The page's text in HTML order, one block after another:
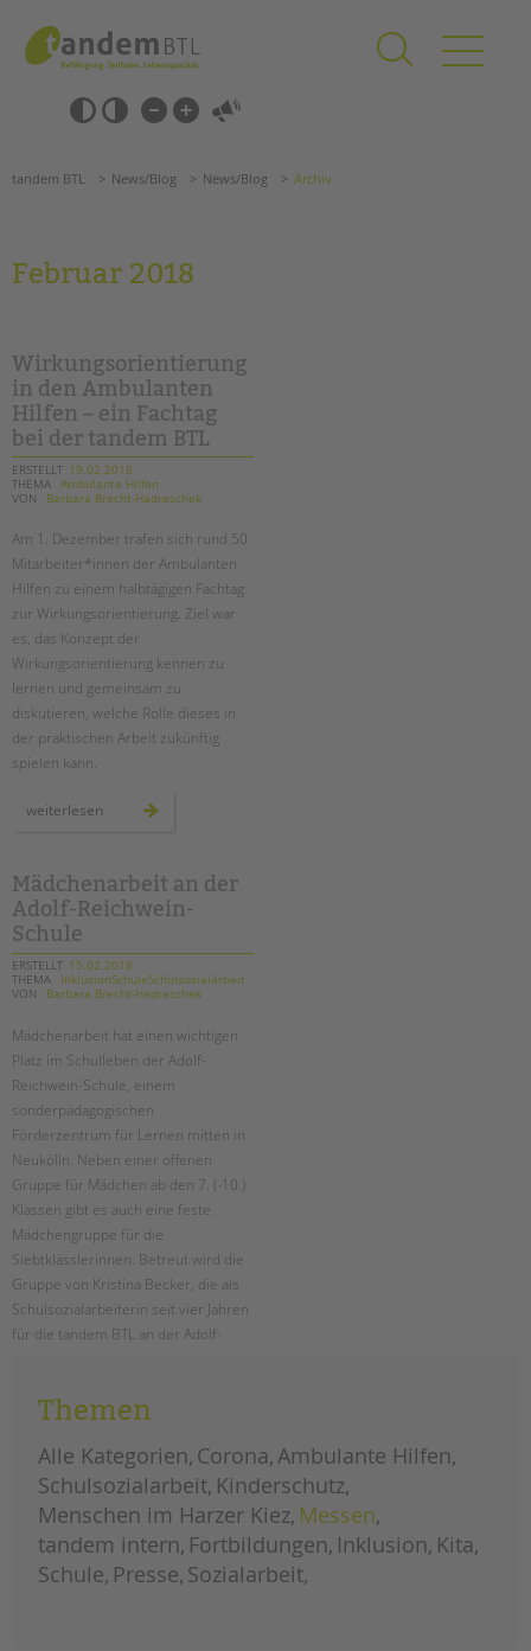
springen
Barrierefrei-
Einstellungen
überspringen
überspringen
Förderzentren
Kollegs
EFöB
Schulbezogene Sozialarbeit
Tagesgruppen
EINGLIEDERUNGSHILFE
BETREUTES WOHNEN
TANDEM BTL AKADEMIE
Zertfikatskurse
Seminarkalender
PROFIL | LEITBILD
Bereiche im Überblick
Kinder- und Jugendschutz
Unsere Videos
schoolcoach BTL
tandem international
KARRIERE
Stellenangebote
tandem als Arbeitgeberin
NEWS/BLOG
unkuerzbar
Briefe an Kai
Magazin
Impressum
Datenschutz
Hinweisgebersystem
Intranet
tandem BTL News/Blog News/Blog Archiv
Februar 2018
Wirkungsorientierung
in den Ambulanten
Hilfen – ein Fachtag
bei der tandem BTL
ERSTELLT 19.02.2018
THEMA Ambulante Hilfen
VON
Barbara Brecht-Hadraschek
Am 1. Dezember trafen sich rund 50
Mitarbeiter*innen der Ambulanten
Hilfen zu einem halbtägigen Fachtag
zur Wirkungsorientierung. Ziel war
es, das Konzept der
Wirkungsorientierung kennen zu
lernen und gemeinsam zu
diskutieren, welche Rolle dieses in
der praktischen Arbeit zukünftig
spielen kann.
weiterlesen wirkungsorientierung
–
ein
fachtag
bei
tandem
btl
Mädchenarbeit an der
Adolf-Reichwein-
Schule
ERSTELLT 15.02.2018
THEMA
InklusionSchuleSchulsozialarbeit
VON
Barbara Brecht-Hadraschek
Mädchenarbeit hat einen wichtigen
Platz im Schulleben der Adolf-
Reichwein-Schule, einem
sonderpädagogischen
Förderzentrum für Lernen mitten in
Neukölln. Neben einer offenen
Gruppe für Mädchen ab den 7. (-10.)
Klassen gibt es auch eine feste
Mädchengruppe für die
Siebtklässlerinnen. Betreut wird die
Gruppe von Kristina Becker, die als
Schulsozialarbeiterin seit vier Jahren
für die tandem BTL an der Adolf-
weiterlesenmädchenarbeit
an
adolf-
reichwein-
schule
Themen
Alle Kategorien Corona Ambulante Hilfen
Schulsozialarbeit Kinderschutz
Menschen im Harzer Kiez Messen
tandem intern Fortbildungen Inklusion Kita
Schule Presse Sozialarbeit